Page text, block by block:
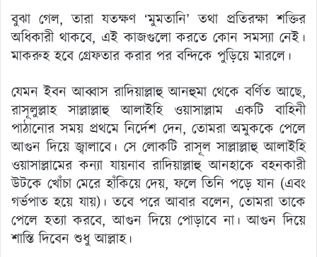
বুঝা গেল, তারা যতক্ষণ ‘মুমতানি’ তথা প্রতিরক্ষা শক্তির
অধিকারী থাকবে, এই কাজগুলো করতে কোন সমস্যা নেই।
মাকরুহ হবে গ্রেফতার করার পর বন্দিকে পুড়িয়ে মারলে।
যেমন ইবন আব্বাস রাদিয়াল্লাহু আনহুমা থেকে বর্ণিত আছে,
রাসূলুল্লাহ সাল্লাল্লাহু আলাইহি ওয়াসাল্লাম একটি বাহিনী
পাঠানোর সময় প্রথমে নির্দেশ দেন, তোমরা অমুককে পেলে
আগুন দিয়ে জ্বালাবে। সে লোকটি রাসূল সাল্লাল্লাহু আলাইহি
ওয়াসাল্লামের কন্যা যায়নাব রাদিয়াল্লাহু আনহাকে বহনকারী
উটকে খোঁচা মেরে হাঁকিয়ে দেয়, ফলে তিনি পড়ে যান (এবং
গর্ভপাত হয়ে যায়)। তবে পরে আবার বলেন, তোমরা তাকে
পেলে হত্যা করবে, আগুন দিয়ে পোড়াবে না। আগুন দিয়ে
শাস্তি দিবেন শুধু আল্লাহ।